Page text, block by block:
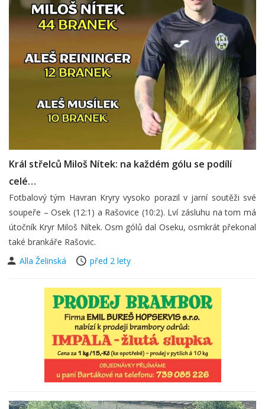
Král střelců Miloš Nítek: na každém gólu se podílí
celé…
Fotbalový tým Havran Kryry vysoko porazil v jarní soutěži své
soupeře – Osek (12:1) a Rašovice (10:2). Lví zásluhu na tom má
útočník Kryr Miloš Nítek. Osm gólů dal Oseku, osmkrát překonal
také brankáře Rašovic.
Alla Želinská
před 2 lety